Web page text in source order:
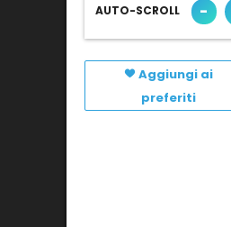
AUTO-SCROLL -
Aggiungi ai
preferiti